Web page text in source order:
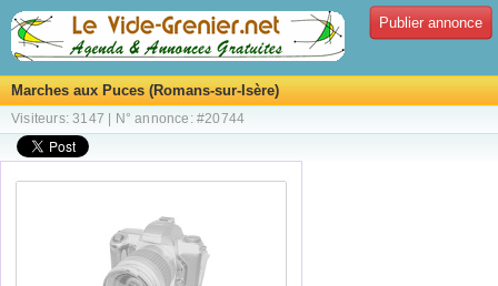
Publier annonce
Marches aux Puces (Romans-sur-Isère)
Visiteurs: 3147 | N° annonce: #20744